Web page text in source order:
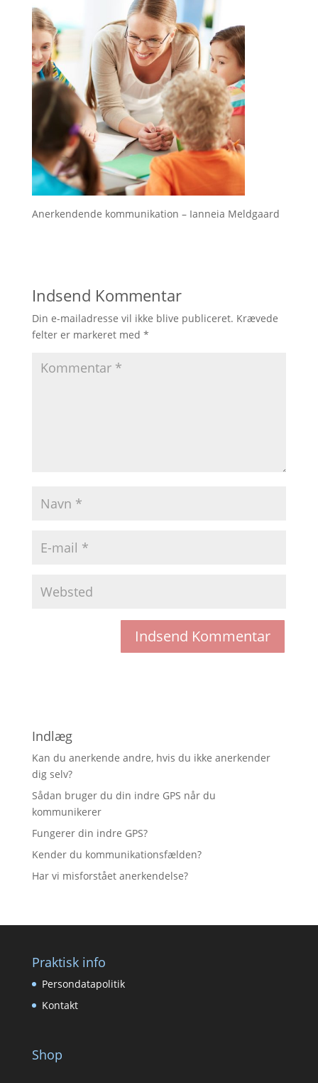
Anerkendende kommunikation – Ianneia Meldgaard
Indsend Kommentar
Din e-mailadresse vil ikke blive publiceret. Krævede
felter er markeret med *
Indlæg
Kan du anerkende andre, hvis du ikke anerkender
dig selv?
Sådan bruger du din indre GPS når du
kommunikerer
Fungerer din indre GPS?
Kender du kommunikationsfælden?
Har vi misforstået anerkendelse?
Praktisk info
Persondatapolitik
Kontakt
Shop